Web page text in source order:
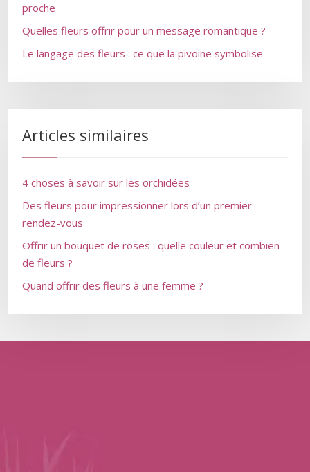
proche
Quelles fleurs offrir pour un message romantique ?
Le langage des fleurs : ce que la pivoine symbolise
Articles similaires
4 choses à savoir sur les orchidées
Des fleurs pour impressionner lors d’un premier
rendez-vous
Offrir un bouquet de roses : quelle couleur et combien
de fleurs ?
Quand offrir des fleurs à une femme ?